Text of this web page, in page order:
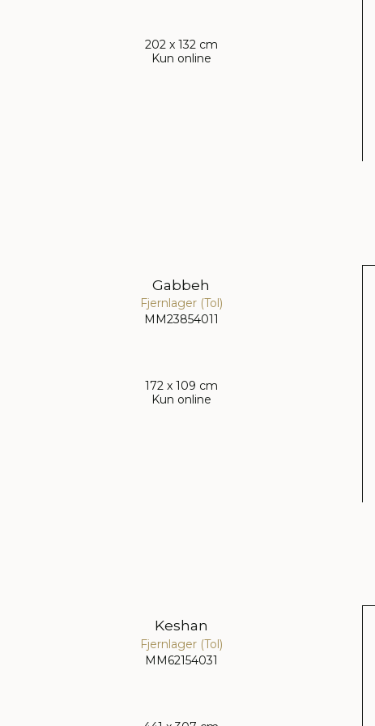
202 x 132 cm
Kun online
Gabbeh
Fjernlager (Tol)
MM23854011
172 x 109 cm
Kun online
Keshan
Fjernlager (Tol)
MM62154031